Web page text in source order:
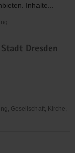
Inhalte...
Dresden
Gesellschaft, Kirche,